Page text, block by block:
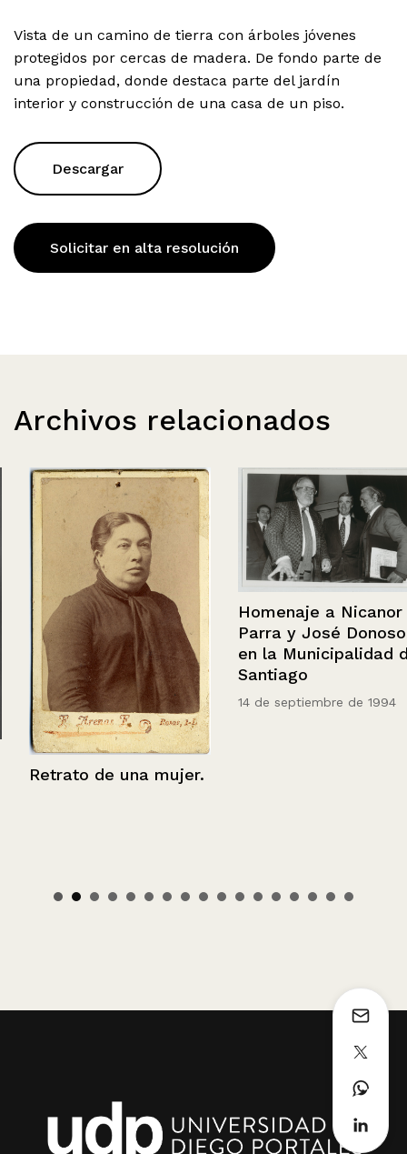
Vista de un camino de tierra con árboles jóvenes
protegidos por cercas de madera. De fondo parte de
una propiedad, donde destaca parte del jardín
interior y construcción de una casa de un piso.
Descargar
Solicitar en alta resolución
Archivos relacionados
Retrato de una mujer.
Homenaje a Nicanor
Parra y José Donoso
en la Municipalidad de
Santiago
14 de septiembre de 1994